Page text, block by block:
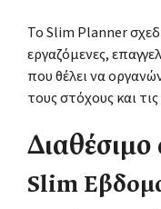
Το Slim Planner
εργαζόμενες,
που θέλει να
τους στόχους και
Διαθέσιμο
Slim